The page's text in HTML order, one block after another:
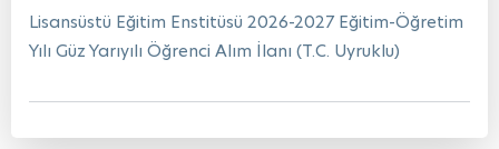
Lisansüstü Eğitim Enstitüsü 2026-2027 Eğitim-Öğretim
Yılı Güz Yarıyılı Öğrenci Alım İlanı (T.C. Uyruklu)